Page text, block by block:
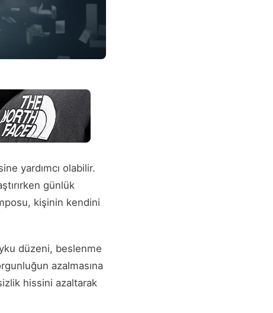
yardımcı olabilir.
günlük
kişinin kendini
düzeni, beslenme
azalmasına
hissini azaltarak